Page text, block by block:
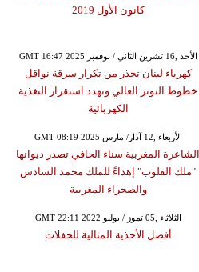
كانون الأول 2019
GMT 16:47 2025 الأحد ,16 تشرين الثاني / نوفمبر
كهرباء لبنان تحذر من تكرار سرقة نواقل
خطوط التوتر العالي وتهدد استقرار التغذية
الكهربائية
GMT 08:19 2025 الأربعاء ,12 آذار/ مارس
الشاعرة المغربية سناء الحافي تصدر ديوانها
"ملك القلوب" إهداءً للملك محمد السادس
والصحراء المغربية
GMT 22:11 2022 الثلاثاء ,05 تموز / يوليو
أفضل الأحذية المثالية للحفلات